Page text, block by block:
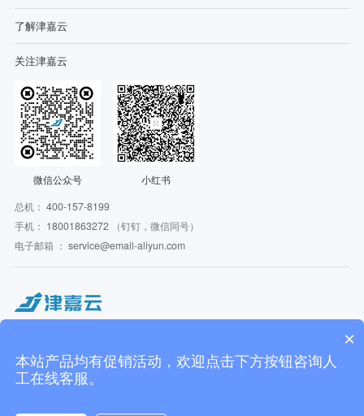
了解津嘉云
关注津嘉云
微信公众号
小红书
总机： 400-157-8199
手机： 18001863272（钉钉，微信同号）
电子邮箱 ： service@email-aliyun.com
上海津嘉云信息技术有限公司 | 米盒子信息技术（杭州）有限公司 | 上海虹途万锦企
业管理咨询有限公司
31011502404318号
×
本站产品均有促销活动，欢迎点击下方按钮咨询人
工在线客服。